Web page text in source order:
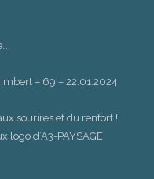
– 69 – 22.01.2024
sourires et du renfort !
logo d’A3-PAYSAGE